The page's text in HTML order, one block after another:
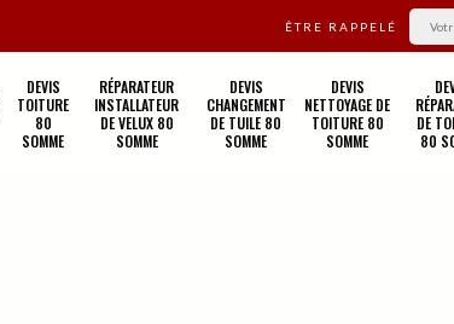
ÊTRE RAPPELÉ
DEVIS
TOITURE
80
SOMME
RÉPARATEUR
INSTALLATEUR
DE VELUX 80
SOMME
DEVIS
CHANGEMENT
DE TUILE 80
SOMME
DEVIS
NETTOYAGE DE
TOITURE 80
SOMME
DE
80